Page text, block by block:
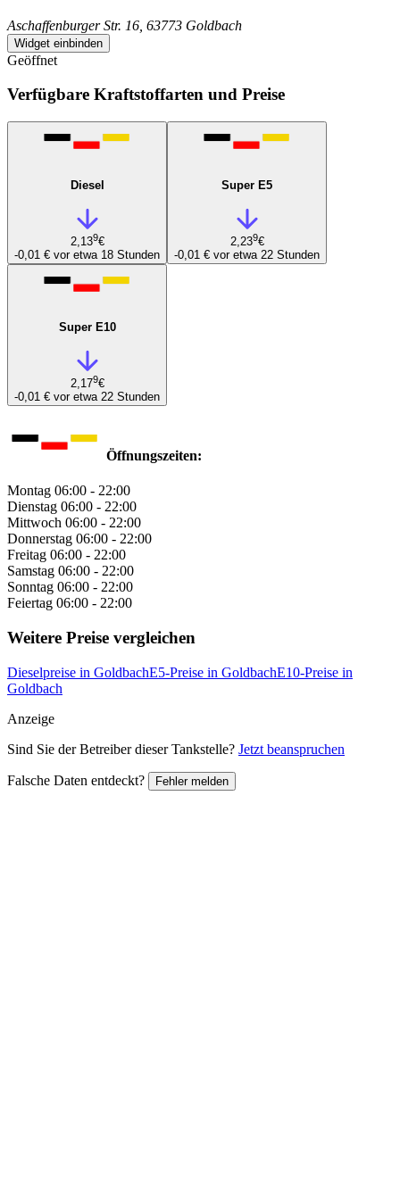
Aschaffenburger Str. 16, 63773 Goldbach
Widget einbinden
Geöffnet
Verfügbare Kraftstoffarten und Preise
Diesel
2,139€
-0,01 € vor etwa 18 Stunden
Super E5
2,239€
-0,01 € vor etwa 22 Stunden
Super E10
2,179€
-0,01 € vor etwa 22 Stunden
Öffnungszeiten:
Montag 06:00 - 22:00
Dienstag 06:00 - 22:00
Mittwoch 06:00 - 22:00
Donnerstag 06:00 - 22:00
Freitag 06:00 - 22:00
Samstag 06:00 - 22:00
Sonntag 06:00 - 22:00
Feiertag 06:00 - 22:00
Weitere Preise vergleichen
Dieselpreise in GoldbachE5-Preise in GoldbachE10-Preise in
Goldbach
Anzeige
Sind Sie der Betreiber dieser Tankstelle? Jetzt beanspruchen
Falsche Daten entdeckt? Fehler melden